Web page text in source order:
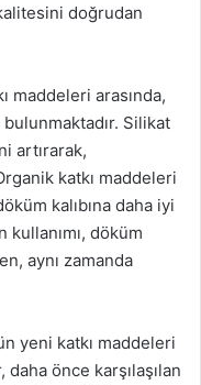
doğrudan
maddeleri arasında,
Silikat
artırarak,
katkı maddeleri
kalıbına daha iyi
kullanımı, döküm
aynı zamanda
yeni katkı maddeleri
önce karşılaşılan